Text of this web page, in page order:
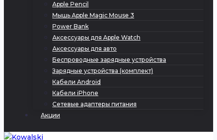
Apple Pencil
Мышь Apple Magic Mouse 3
Power Bank
Аксессуары для Apple Watch
Аксессуары для авто
Беспроводные зарядные устройства
Зарядные устройства (комплект)
Кабели Android
Кабели iPhone
Сетевые адаптеры питания
Акции